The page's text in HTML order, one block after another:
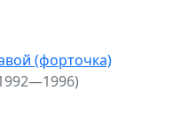
(форточка)